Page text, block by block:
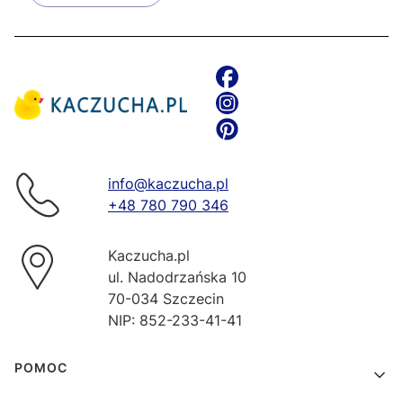
info@kaczucha.pl
+48 780 790 346
Kaczucha.pl
ul. Nadodrzańska 10
70-034 Szczecin
NIP: 852-233-41-41
Linki w stopce
POMOC